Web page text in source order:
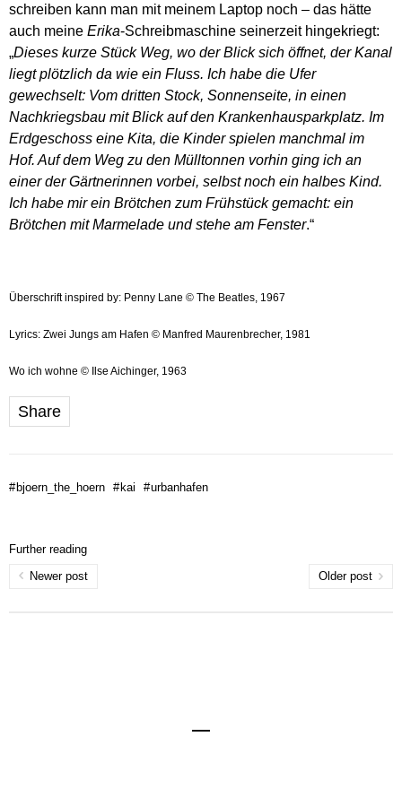
schreiben kann man mit meinem Laptop noch – das hätte
auch meine Erika-Schreibmaschine seinerzeit hingekriegt:
„Dieses kurze Stück Weg, wo der Blick sich öffnet, der Kanal
liegt plötzlich da wie ein Fluss. Ich habe die Ufer
gewechselt: Vom dritten Stock, Sonnenseite, in einen
Nachkriegsbau mit Blick auf den Krankenhausparkplatz. Im
Erdgeschoss eine Kita, die Kinder spielen manchmal im
Hof. Auf dem Weg zu den Mülltonnen vorhin ging ich an
einer der Gärtnerinnen vorbei, selbst noch ein halbes Kind.
Ich habe mir ein Brötchen zum Frühstück gemacht: ein
Brötchen mit Marmelade und stehe am Fenster.“
Überschrift inspired by: Penny Lane © The Beatles, 1967
Lyrics: Zwei Jungs am Hafen © Manfred Maurenbrecher, 1981
Wo ich wohne © Ilse Aichinger, 1963
Share
# bjoern_the_hoern # kai #urbanhafen
Further reading
Older post
Newer post